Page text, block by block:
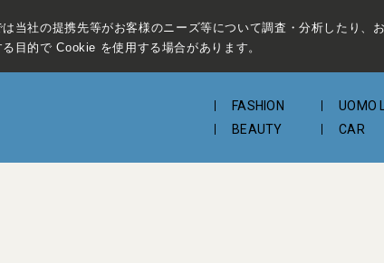
は当社の提携先等がお客様のニーズ等について調査・分析したり、
目的で Cookie を使用する場合があります。
FASHION UOMO
BEAUTY
CAR